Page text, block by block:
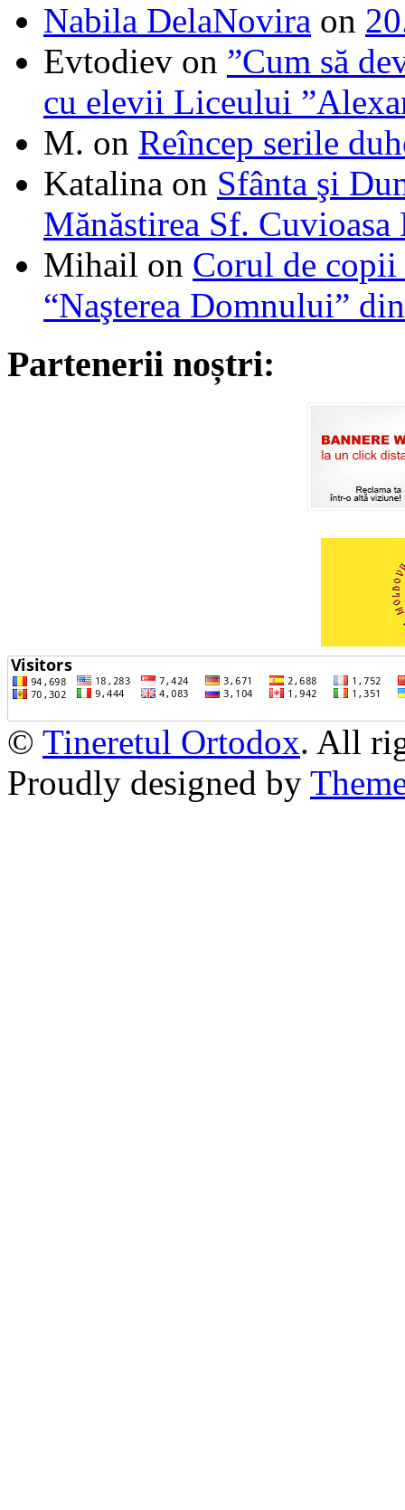
Nabila DelaNovira on
Evtodiev on ”Cum să
cu elevii Liceului
M. on Reîncep serile
Katalina on Sfânta şi
Mănăstirea Sf. Cuvioasa
Mihail on Corul de
“Naşterea Domnului”
Partenerii noștri:
© Tineretul Ortodox. All
Proudly designed by